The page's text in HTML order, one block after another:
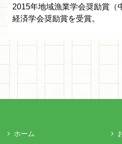
2015年地域漁業学会奨励賞（
経済学会奨励賞を受賞。
ホーム